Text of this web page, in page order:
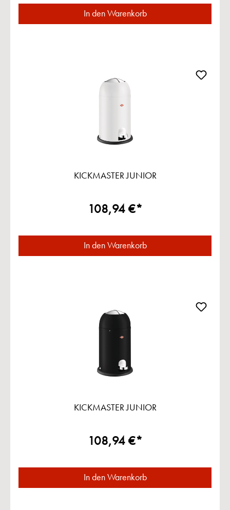
In den Warenkorb
KICKMASTER JUNIOR
108,94 €*
In den Warenkorb
KICKMASTER JUNIOR
108,94 €*
In den Warenkorb